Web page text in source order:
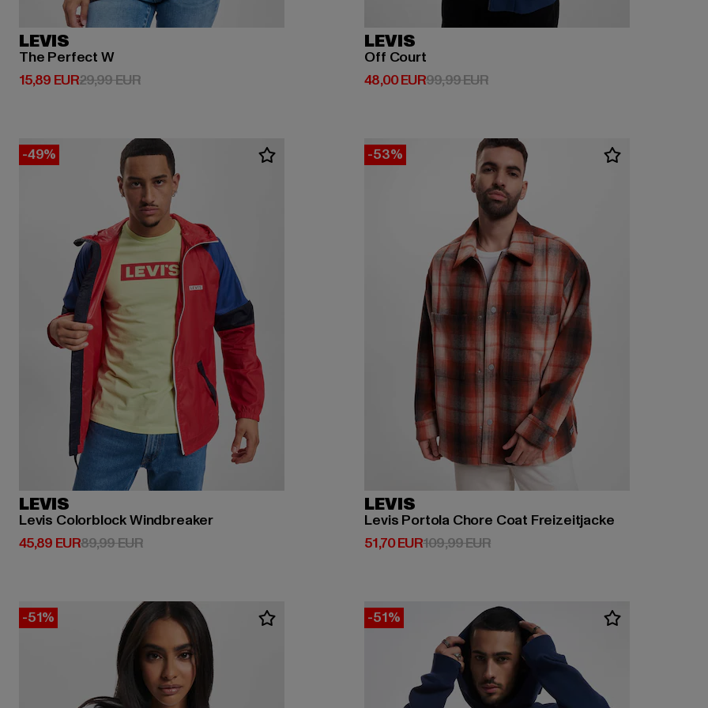
LEVIS
The Perfect W
15,89 EUR
Derzeitiger Preis: 15,89 EUR
29,99 EURAktionspreis: 29,99 EUR
LEVIS
Off Court
48,00 EUR
Derzeitiger Preis: 48,00 EUR
99,99 EURAktionspreis: 99,99 EUR
-49%
LEVIS
Levis Colorblock Windbreaker
45,89 EUR
Derzeitiger Preis: 45,89 EUR
89,99 EURAktionspreis: 89,99 EUR
-53%
LEVIS
Levis Portola Chore Coat Freizeitjacke
51,70 EUR
Derzeitiger Preis: 51,70 EUR
109,99 EURAktionspreis: 109,99 EUR
-51% -51%